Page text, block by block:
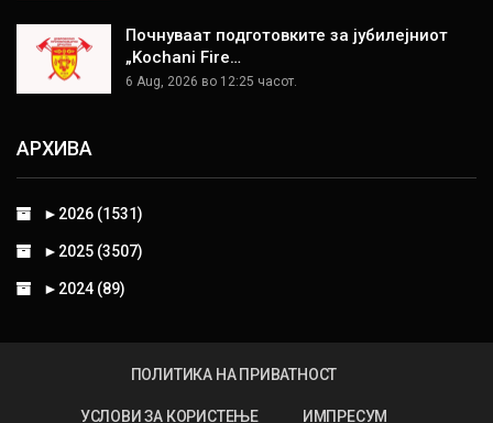
Почнуваат подготовките за јубилејниот
„Kochani Fire…
6 Aug, 2026 во 12:25 часот.
АРХИВА
► 2026 (1531)
► 2025 (3507)
► 2024 (89)
ПОЛИТИКА НА ПРИВАТНОСТ
УСЛОВИ ЗА КОРИСТЕЊЕ ИМПРЕСУМ